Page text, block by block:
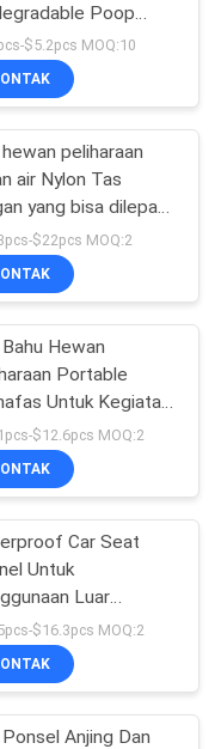
42
398
Poop
Dog Poop Bag
Dispenser
$5.2pcs MOQ:10
peliharaan
air Nylon Tas
yang bisa dilepas
Dual Purpose
Cat Pet Kennel
$22pcs MOQ:2
Hewan
Portable
Untuk Kegiatan
Ruangan Kapasitas
EVA Cross-Body
$12.6pcs MOQ:2
Car Seat
Untuk
Luar
Portable
Pet Pad
Kecil Dan
$16.3pcs MOQ:2
Anjing Dan